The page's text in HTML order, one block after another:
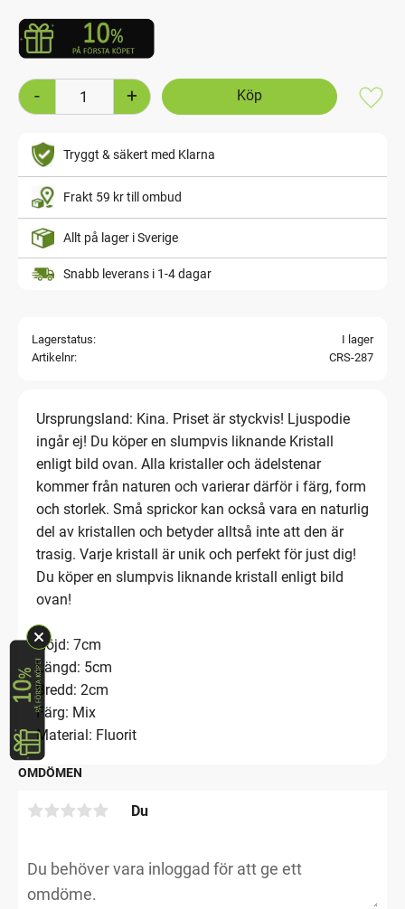
+
-
Tryggt & säkert med Klarna
Frakt 59 kr till ombud
Allt på lager i Sverige
Snabb leverans i 1-4 dagar
Lagerstatus
I lager
Artikelnr
CRS-287
Ursprungsland: Kina. Priset är styckvis! Ljuspodie
ingår ej! Du köper en slumpvis liknande Kristall
enligt bild ovan. Alla kristaller och ädelstenar
kommer från naturen och varierar därför i färg, form
och storlek. Små sprickor kan också vara en naturlig
del av kristallen och betyder alltså inte att den är
trasig. Varje kristall är unik och perfekt för just dig!
Du köper en slumpvis liknande kristall enligt bild
ovan!
Höjd: 7cm
Längd: 5cm
Bredd: 2cm
Färg: Mix
Material: Fluorit
OMDÖMEN
Du